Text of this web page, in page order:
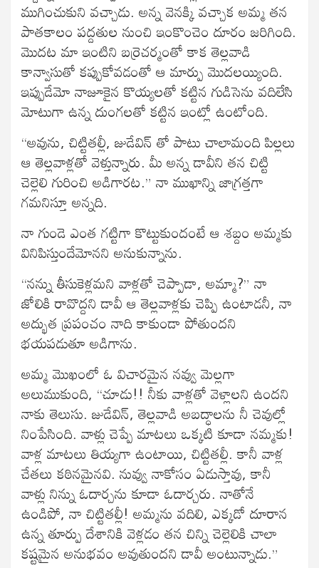
ముగించుకుని వచ్చాడు. అన్న వెనక్కి వచ్చాక అమ్మ తన
పాతకాలం పద్దతుల నుంచి ఇంకొంచెం దూరం జరిగింది.
మొదట మా ఇంటిని బర్రెచర్మంతో కాక తెల్లవాడి
కాన్వాసుతో కప్పుకోవడంతో ఆ మార్పు మొదలయ్యింది.
ఇప్పుడేమో నాజూకైన కొయ్యలతో కట్టిన గుడిసెను వదిలేసి
మోటుగా ఉన్న దుంగలతో కట్టిన ఇంట్లో ఉంటోంది.
“అవును, చిట్టితల్లీ, జుడేవిన్ తో పాటు చాలామంది పిల్లలు
ఆ తెల్లవాళ్లతో వెళ్తున్నారు. మీ అన్న డావీని తన చిట్టి
చెల్లెలి గురించి అడిగారట.” నా ముఖాన్ని జాగ్రత్తగా
గమనిస్తూ అన్నది.
నా గుండె ఎంత గట్టిగా కొట్టుకుందంటే ఆ శబ్దం అమ్మకు
వినిపిస్తుందేమోనని అనుకున్నాను.
“నన్ను తీసుకెళ్లమని వాళ్లతో చెప్పాడా, అమ్మా?” నా
జోలికి రావొద్దని డావీ ఆ తెల్లవాళ్లకు చెప్పి ఉంటాడనీ, నా
అద్భుత ప్రపంచం నాది కాకుండా పోతుందని
భయపడుతూ అడిగాను.
అమ్మ మొఖంలో ఓ విచారమైన నవ్వు మెల్లగా
అలుముకుంది, “చూడు!! నీకు వాళ్లతో వెళ్లాలని ఉందని
నాకు తెలుసు. జుడేవిన్, తెల్లవాడి అబద్ధాలను నీ చెవుల్లో
నింపేసింది. వాళ్లు చెప్పే మాటలు ఒక్కటి కూడా నమ్మకు!
వాళ్ల మాటలు తియ్యగా ఉంటాయి, చిట్టితల్లీ. కానీ వాళ్ల
చేతలు కఠినమైనవి. నువ్వు నాకోసం ఏడుస్తావు, కానీ
వాళ్లు నిన్ను ఓదార్చను కూడా ఓదార్చరు. నాతోనే
ఉండిపో, నా చిట్టితల్లీ! అమ్మను వదిలి, ఎక్కడో దూరాన
ఉన్న తూర్పు దేశానికి వెళ్లడం తన చిన్ని చెల్లెలికి చాలా
కష్టమైన అనుభవం అవుతుందని డావీ అంటున్నాడు.”